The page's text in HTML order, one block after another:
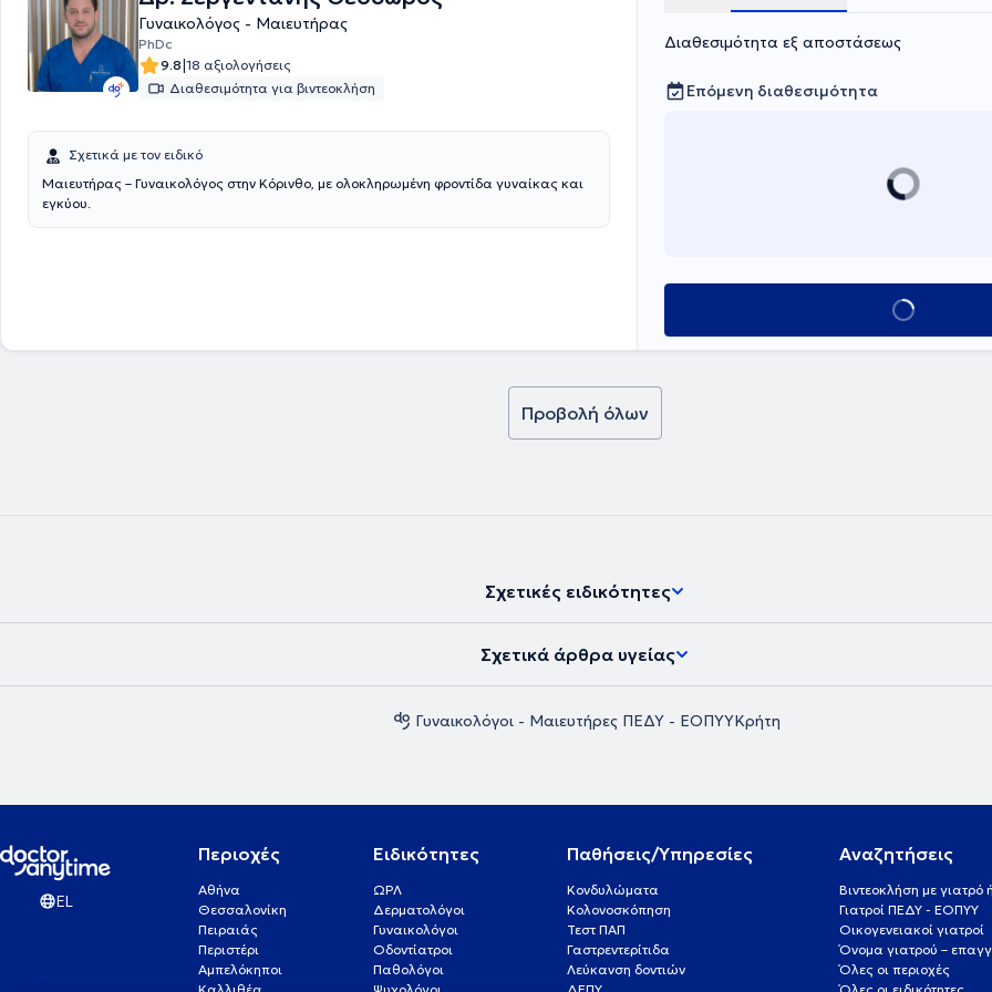
Γυναικολόγος - Μαιευτήρας
PhDc
9.8|18 αξιολογήσεις
Διαθεσιμότητα για βιντεοκλήση
Σχετικά με τον ειδικό
Μαιευτήρας – Γυναικολόγος στην Κόρινθο, με ολοκληρωμένη φροντίδα γυναίκας και
εγκύου.
Διαθεσιμότητα εξ αποστάσεως
Επόμενη διαθεσιμότητα
Κλείσε ραντεβού
Προβολή όλων
Σχετικές ειδικότητες
Σχετικά άρθρα υγείας
Γυναικολόγοι - Μαιευτήρες ΠΕΔΥ - ΕΟΠΥΥΚρήτη
EL
Περιοχές
Αθήνα
Θεσσαλονίκη
Πειραιάς
Περιστέρι
Αμπελόκηποι
Ειδικότητες
ΩΡΛ
Δερματολόγοι
Γυναικολόγοι
Οδοντίατροι
Παθολόγοι
Παθήσεις/Υπηρεσίες
Κονδυλώματα
Κολονοσκόπηση
Τεστ ΠΑΠ
Γαστρεντερίτιδα
Λεύκανση δοντιών
Αναζητήσεις
Βιντεοκλήση με
Γιατροί ΠΕΔΥ - ΕΟΠΥΥ
Οικογενειακοί γιατροί
Όνομα γιατρού –
Όλες οι περιοχές